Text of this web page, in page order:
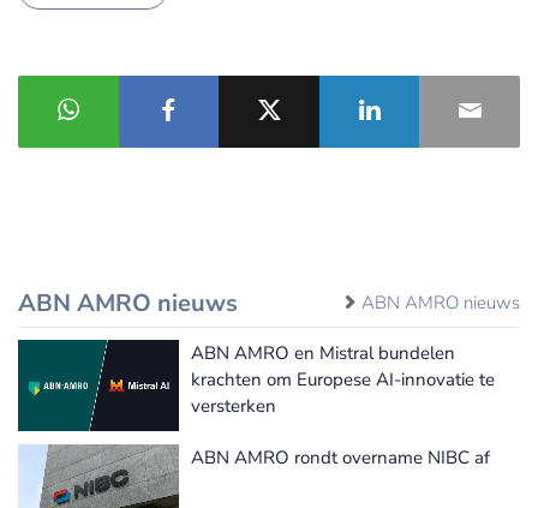
ABN AMRO nieuws ABN AMRO nieuws
ABN AMRO en Mistral bundelen
krachten om Europese AI-innovatie te
versterken
ABN AMRO rondt overname NIBC af